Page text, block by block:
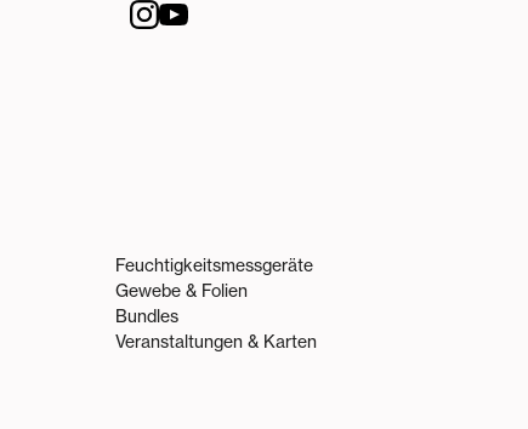
Feuchtigkeitsmessgeräte
Gewebe & Folien
Bundles
Veranstaltungen & Karten